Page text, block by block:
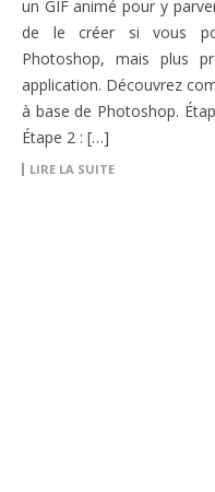
un GIF animé pour y
de le créer si vous
Photoshop, mais plus
application. Découvrez
à base de Photoshop.
Étape 2 : […]
LIRE LA SUITE